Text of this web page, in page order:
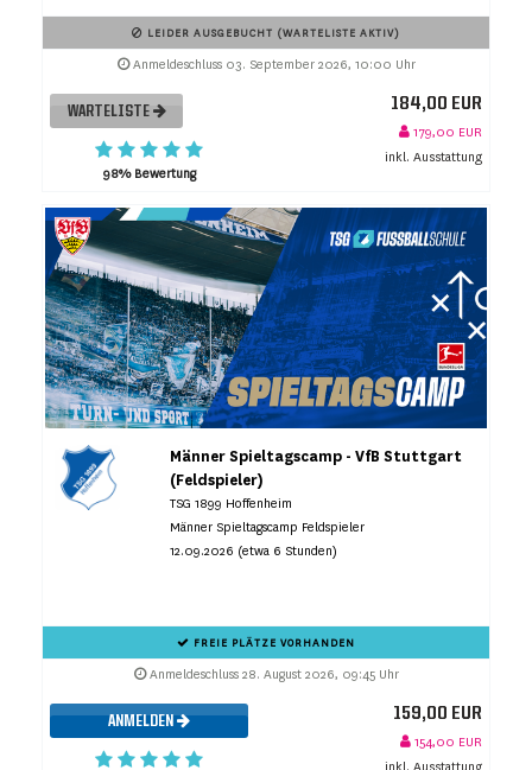
LEIDER AUSGEBUCHT (WARTELISTE AKTIV)
Anmeldeschluss 03. September 2026, 10:00 Uhr
WARTELISTE
98% Bewertung
184,00 EUR
179,00 EUR
inkl. Ausstattung
Männer Spieltagscamp - VfB Stuttgart
(Feldspieler)
TSG 1899 Hoffenheim
Männer Spieltagscamp Feldspieler
12.09.2026 (etwa 6 Stunden)
FREIE PLÄTZE VORHANDEN
Anmeldeschluss 28. August 2026, 09:45 Uhr
ANMELDEN 159,00 EUR
154,00 EUR
inkl. Ausstattung